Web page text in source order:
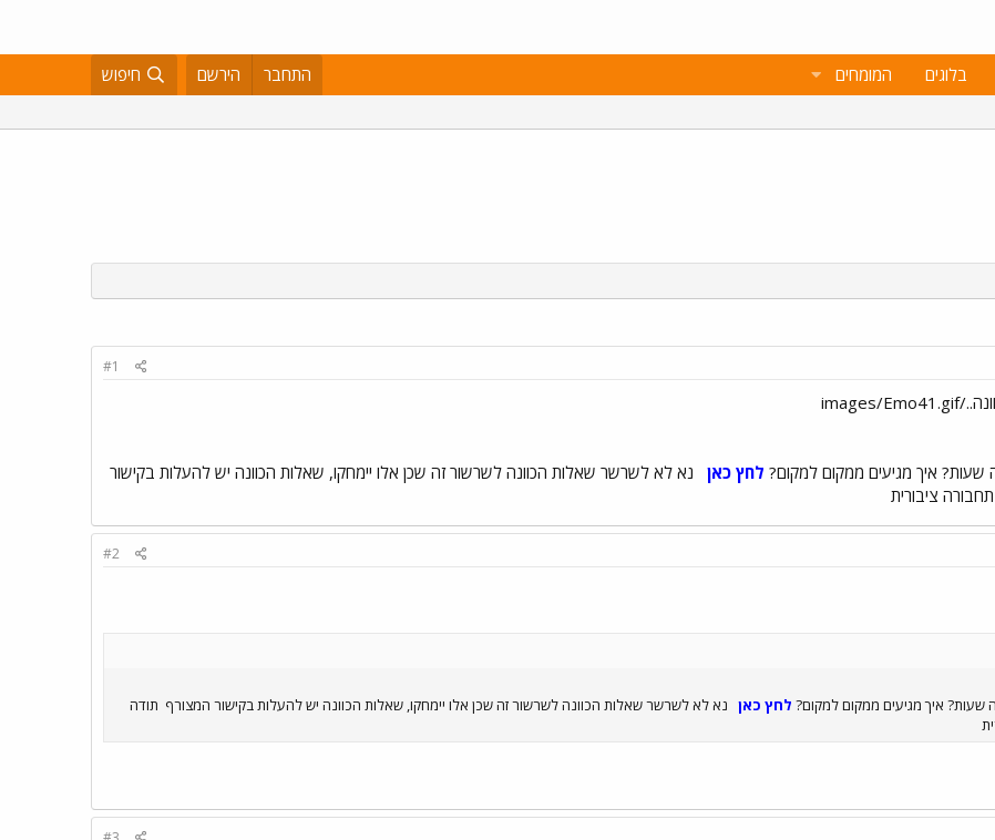
בלוגים המומחים התחבר הירשם חיפוש
#1
שעות? איך מגיעים ממקום למקום? לחץ כאן
נא לא לשרשר שאלות הכוונה לשרשור זה שכן אלו יימחקו, שאלות הכוונה יש להעלות בקישור
ציבורית
#2
שעות? איך מגיעים ממקום למקום? לחץ כאן נא לא לשרשר שאלות הכוונה לשרשור זה שכן אלו יימחקו, שאלות הכוונה יש להעלות בקישור המצורף תודה